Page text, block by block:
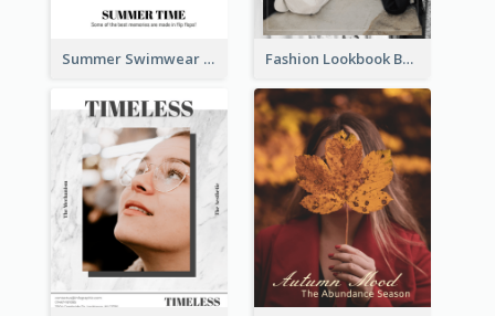
Summer Swimwear Lookbook Fashion Lookbook Business Portfolio